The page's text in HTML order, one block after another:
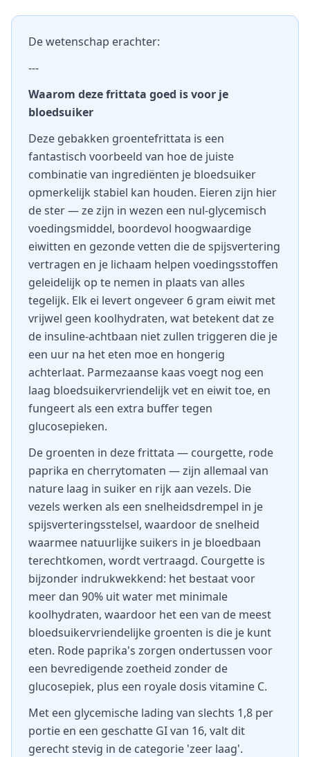
De wetenschap erachter:
---
Waarom deze frittata goed is voor je
bloedsuiker
Deze gebakken groentefrittata is een
fantastisch voorbeeld van hoe de juiste
combinatie van ingrediënten je bloedsuiker
opmerkelijk stabiel kan houden. Eieren zijn hier
de ster — ze zijn in wezen een nul-glycemisch
voedingsmiddel, boordevol hoogwaardige
eiwitten en gezonde vetten die de spijsvertering
vertragen en je lichaam helpen voedingsstoffen
geleidelijk op te nemen in plaats van alles
tegelijk. Elk ei levert ongeveer 6 gram eiwit met
vrijwel geen koolhydraten, wat betekent dat ze
de insuline-achtbaan niet zullen triggeren die je
een uur na het eten moe en hongerig
achterlaat. Parmezaanse kaas voegt nog een
laag bloedsuikervriendelijk vet en eiwit toe, en
fungeert als een extra buffer tegen
glucosepieken.
De groenten in deze frittata — courgette, rode
paprika en cherrytomaten — zijn allemaal van
nature laag in suiker en rijk aan vezels. Die
vezels werken als een snelheidsdrempel in je
spijsverteringsstelsel, waardoor de snelheid
waarmee natuurlijke suikers in je bloedbaan
terechtkomen, wordt vertraagd. Courgette is
bijzonder indrukwekkend: het bestaat voor
meer dan 90% uit water met minimale
koolhydraten, waardoor het een van de meest
bloedsuikervriendelijke groenten is die je kunt
eten. Rode paprika's zorgen ondertussen voor
een bevredigende zoetheid zonder de
glucosepiek, plus een royale dosis vitamine C.
Met een glycemische lading van slechts 1,8 per
portie en een geschatte GI van 16, valt dit
gerecht stevig in de categorie 'zeer laag'.